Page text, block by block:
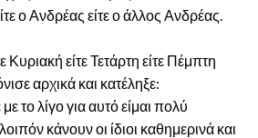
ο Ανδρέας είτε ο άλλος Ανδρέας.
Κυριακή είτε Τετάρτη είτε Πέμπτη
αρχικά και κατέληξε:
το λίγο για αυτό είμαι πολύ
κάνουν οι ίδιοι καθημερινά και